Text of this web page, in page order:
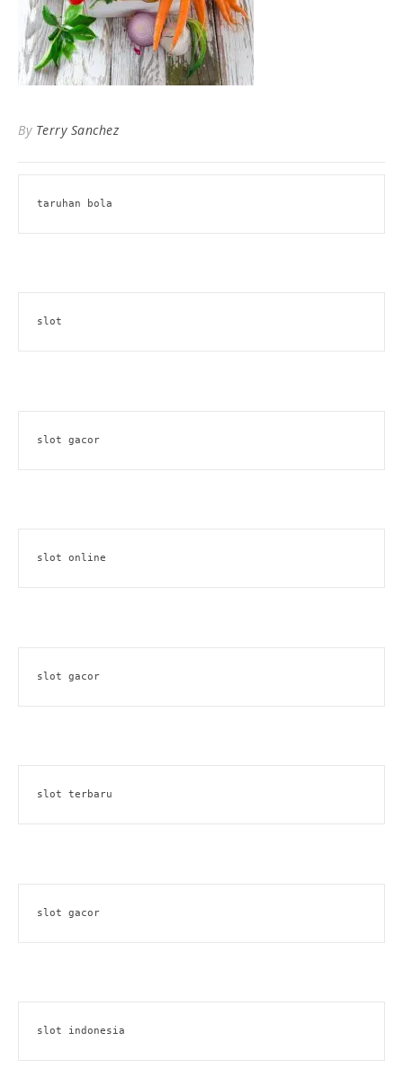
By Terry Sanchez
taruhan bola
slot
slot gacor
slot online
slot gacor
slot terbaru
slot gacor
slot indonesia